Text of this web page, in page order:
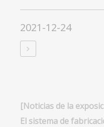
2021-12-24
[Noticias de la
El sistema de